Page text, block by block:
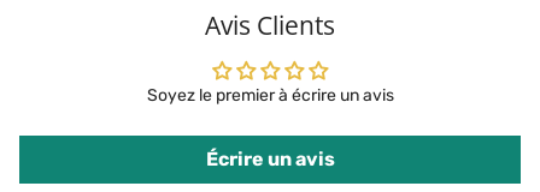
Avis Clients
Soyez le premier à écrire un avis
Écrire un avis